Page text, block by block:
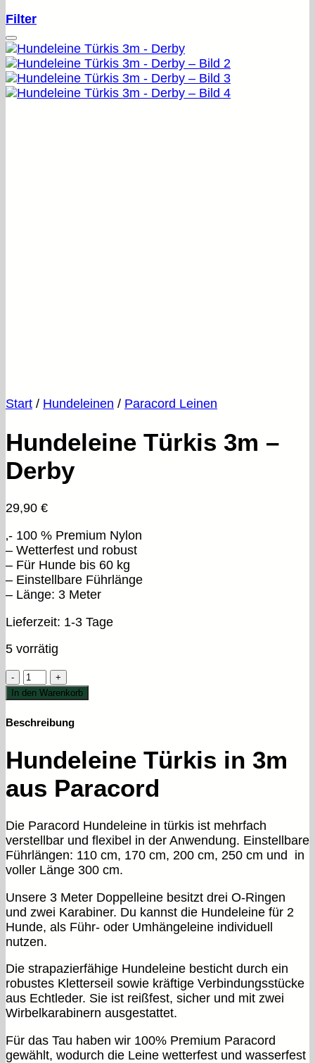
Filter
Start / Hundeleinen / Paracord Leinen
Hundeleine Türkis 3m –
Derby
29,90 €
‚- 100 % Premium Nylon
– Wetterfest und robust
– Für Hunde bis 60 kg
– Einstellbare Führlänge
– Länge: 3 Meter
Lieferzeit: 1-3 Tage
5 vorrätig
Hundeleine
Türkis
3m
-
In den Warenkorb
Beschreibung
Hundeleine Türkis in 3m
aus Paracord
Die Paracord Hundeleine in türkis ist mehrfach
verstellbar und flexibel in der Anwendung. Einstellbare
Führlängen: 110 cm, 170 cm, 200 cm, 250 cm und in
voller Länge 300 cm.
Unsere 3 Meter Doppelleine besitzt drei O-Ringen
und zwei Karabiner. Du kannst die Hundeleine für 2
Hunde, als Führ- oder Umhängeleine individuell
nutzen.
Die strapazierfähige Hundeleine besticht durch ein
robustes Kletterseil sowie kräftige Verbindungsstücke
aus Echtleder. Sie ist reißfest, sicher und mit zwei
Wirbelkarabinern ausgestattet.
Für das Tau haben wir 100% Premium Paracord
gewählt, wodurch die Leine wetterfest und wasserfest